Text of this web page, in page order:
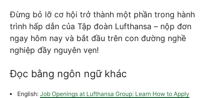
Đừng bỏ lỡ cơ hội trở thành một phần trong hành
trình hấp dẫn của Tập đoàn Lufthansa – nộp đơn
ngay hôm nay và bắt đầu trên con đường nghề
nghiệp đầy nguyên vẹn!
Đọc bằng ngôn ngữ khác
English: Job Openings at Lufthansa Group: Learn How to Apply